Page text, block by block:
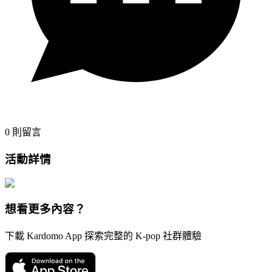
0 則留言
活動詳情
想看更多內容？
下載 Kardomo App 探索完整的 K-pop 社群體驗